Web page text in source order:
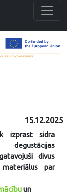
15.12.2025
izprast sidra
degustācijas
divus
par
un